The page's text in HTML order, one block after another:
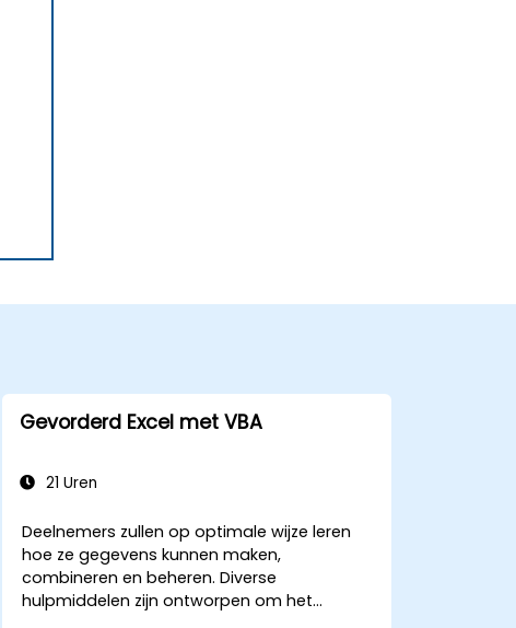
Gevorderd Excel met VBA
21 Uren
Deelnemers zullen op optimale wijze leren
hoe ze gegevens kunnen maken,
combineren en beheren. Diverse
hulpmiddelen zijn ontworpen om het